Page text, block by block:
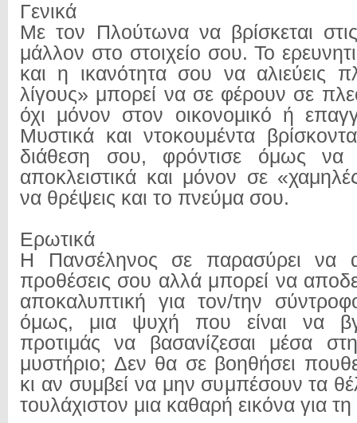
Γενικά
Με τον Πλούτωνα να βρίσκεται στις
μάλλον στο στοιχείο σου. Το
και η ικανότητα σου να αλιεύεις
λίγους» μπορεί να σε φέρουν σε
όχι μόνον στον οικονομικό ή
Μυστικά και ντοκουμέντα
διάθεση σου, φρόντισε όμως να
αποκλειστικά και μόνον σε
να θρέψεις και το πνεύμα σου.
Ερωτικά
Η Πανσέληνος σε παρασύρει να
προθέσεις σου αλλά μπορεί να
αποκαλυπτική για τον/την
όμως, μια ψυχή που είναι να
προτιμάς να βασανίζεσαι μέσα
μυστήριο; Δεν θα σε βοηθήσει
κι αν συμβεί να μην συμπέσουν τα
τουλάχιστον μια καθαρή εικόνα για